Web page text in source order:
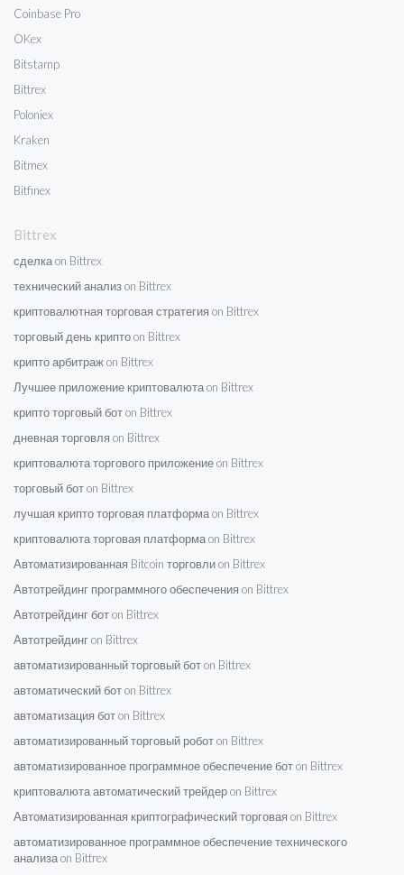
Coinbase Pro
OKex
Bitstamp
Bittrex
Poloniex
Kraken
Bitmex
Bitfinex
Bittrex
сделка on Bittrex
технический анализ on Bittrex
криптовалютная торговая стратегия on Bittrex
торговый день крипто on Bittrex
крипто арбитраж on Bittrex
Лучшее приложение криптовалюта on Bittrex
крипто торговый бот on Bittrex
дневная торговля on Bittrex
криптовалюта торгового приложение on Bittrex
торговый бот on Bittrex
лучшая крипто торговая платформа on Bittrex
криптовалюта торговая платформа on Bittrex
Автоматизированная Bitcoin торговли on Bittrex
Автотрейдинг программного обеспечения on Bittrex
Автотрейдинг бот on Bittrex
Автотрейдинг on Bittrex
автоматизированный торговый бот on Bittrex
автоматический бот on Bittrex
автоматизация бот on Bittrex
автоматизированный торговый робот on Bittrex
автоматизированное программное обеспечение бот on Bittrex
криптовалюта автоматический трейдер on Bittrex
Автоматизированная криптографический торговая on Bittrex
автоматизированное программное обеспечение технического
анализа on Bittrex